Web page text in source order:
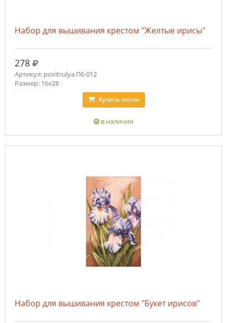
Набор для вышивания крестом "Желтые ирисы"
278 руб.
Артикул: povitrulya.П6-012
Размер: 16х28
Купитьоптом
в наличии
Набор для вышивания крестом "Букет ирисов"